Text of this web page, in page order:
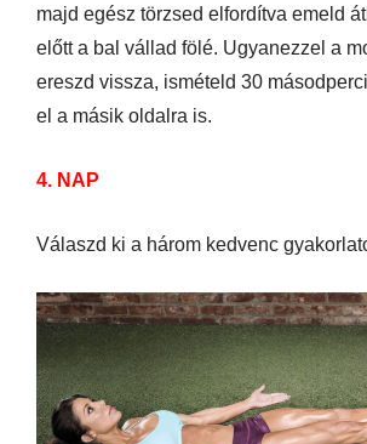
majd egész törzsed elfordítva emeld
előtt a bal vállad fölé. Ugyanezzel a
ereszd vissza, ismételd 30
el a másik oldalra is.
4. NAP
Válaszd ki a három kedvenc